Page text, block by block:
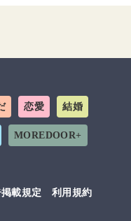
恋愛 結婚
MOREDOOR+
載規定
利用規約